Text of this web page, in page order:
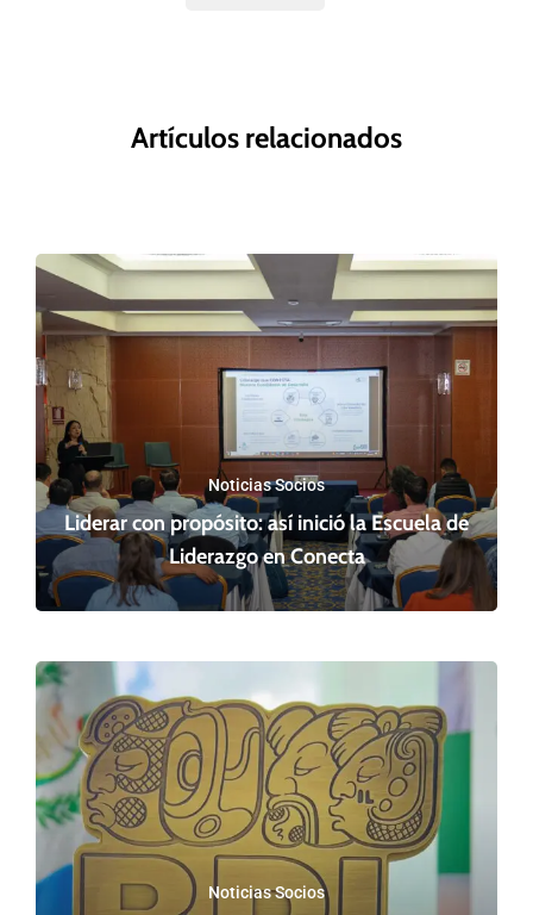
Artículos relacionados
Noticias Socios
Liderar con propósito: así inició la Escuela de
Liderazgo en Conecta
Noticias Socios